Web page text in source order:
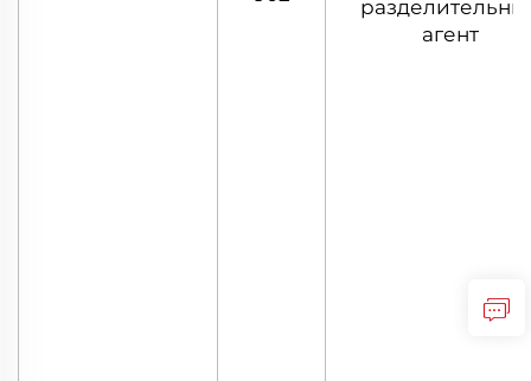
агент